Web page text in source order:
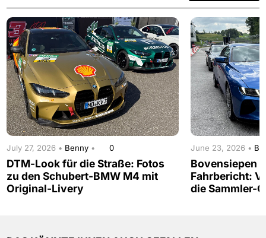
July 27, 2026 • Benny • 0
DTM-Look für die Straße: Fotos
zu den Schubert-BMW M4 mit
Original-Livery
June 23, 2026 •
Bovensiepen
Fahrbericht:
die Sammler-